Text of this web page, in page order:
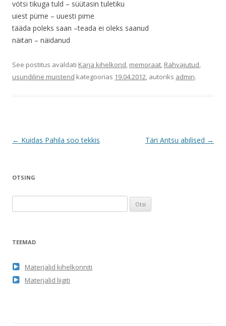
vötsi tikuga tuld – süütasin tuletiku
uiest püme – uuesti pime
tääda poleks saan –teada ei oleks saanud
näitan – näidanud
See postitus avaldati Karja kihelkond, memoraat, Rahvajutud,
usundiline muistend kategoorias 19.04.2012, autoriks admin.
Postituste
← Kuidas Pahila soo tekkis Täri Antsu abilised →
OTSING
t
iTEEMAD
Materjalid kihelkonniti
Materjalid liigiti